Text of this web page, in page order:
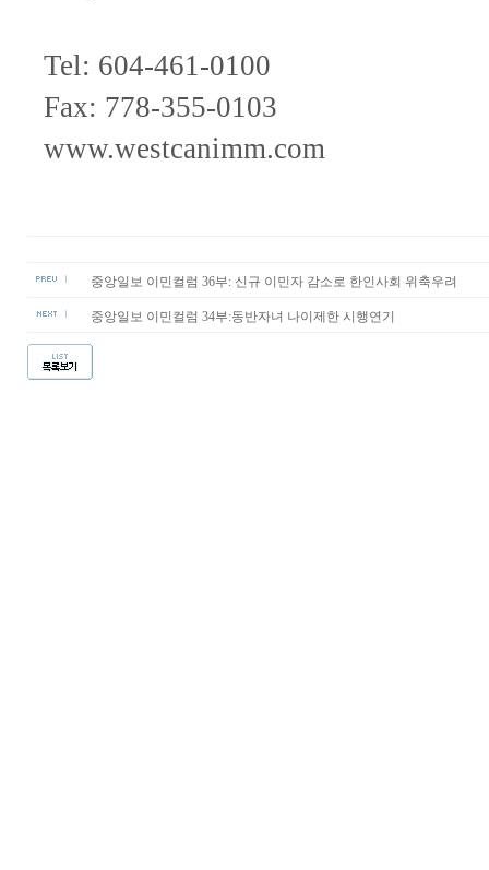
Tel: 604-461-0100
Fax: 778-355-0103
www.westcanimm.com
중앙일보 이민컬럼 36부: 신규 이민자 감소로 한인사회 위축우려
중앙일보 이민컬럼 34부:동반자녀 나이제한 시행연기